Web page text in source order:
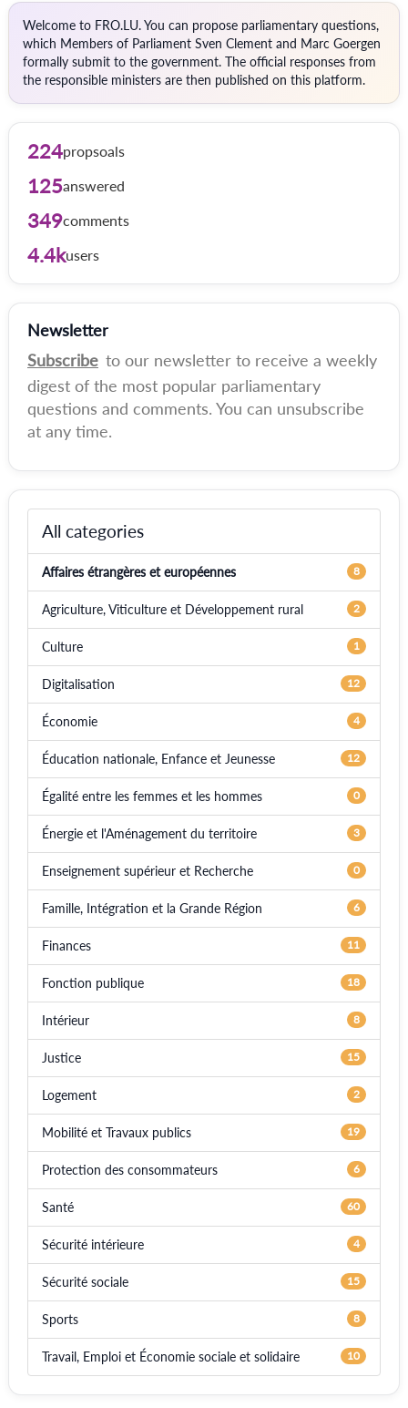
Welcome to FRO.LU. You can propose parliamentary questions,
which Members of Parliament Sven Clement and Marc Goergen
formally submit to the government. The official responses from
the responsible ministers are then published on this platform.
224propsoals
125answered
349comments
4.4kusers
Newsletter
Subscribe to our newsletter to receive a weekly
digest of the most popular parliamentary
questions and comments. You can unsubscribe
at any time.
All categories
Affaires étrangères et européennes 8
Agriculture, Viticulture et Développement rural 2
Culture 1
Digitalisation 12
Économie 4
Éducation nationale, Enfance et Jeunesse 12
Égalité entre les femmes et les hommes 0
Énergie et l'Aménagement du territoire 3
Enseignement supérieur et Recherche 0
Famille, Intégration et la Grande Région 6
Finances 11
Fonction publique 18
Intérieur 8
Justice 15
Logement 2
Mobilité et Travaux publics 19
Protection des consommateurs 6
Santé 60
Sécurité intérieure 4
Sécurité sociale 15
Sports 8
Travail, Emploi et Économie sociale et solidaire 10